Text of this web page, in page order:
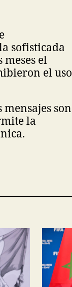
sofisticada
el
el uso
son
la